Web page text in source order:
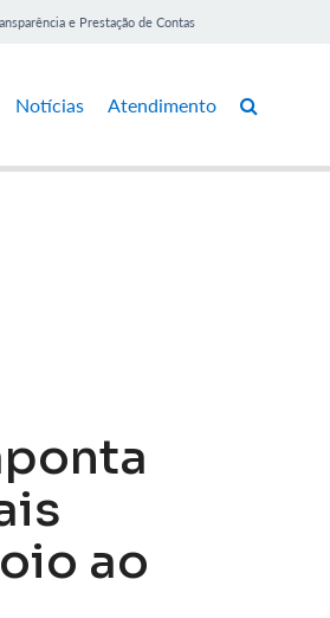
e Prestação de Contas
Notícias Atendimento
ao